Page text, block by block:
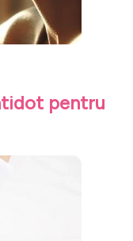
pentru